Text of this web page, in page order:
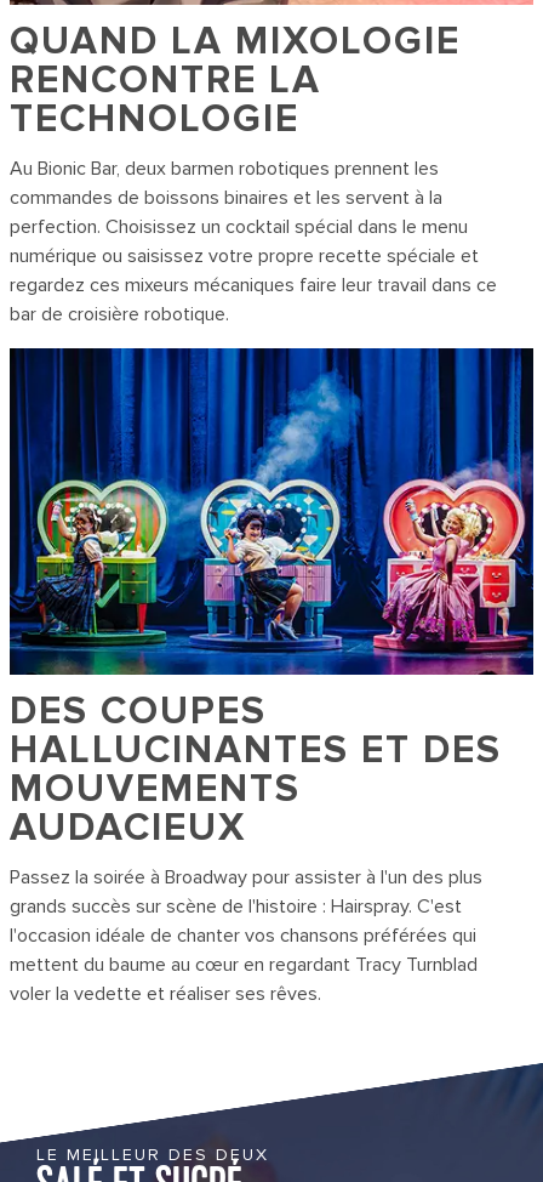
QUAND LA MIXOLOGIE
RENCONTRE LA
TECHNOLOGIE
Au Bionic Bar, deux barmen robotiques prennent les
commandes de boissons binaires et les servent à la
perfection. Choisissez un cocktail spécial dans le menu
numérique ou saisissez votre propre recette spéciale et
regardez ces mixeurs mécaniques faire leur travail dans ce
bar de croisière robotique.
DES COUPES
HALLUCINANTES ET DES
MOUVEMENTS
AUDACIEUX
Passez la soirée à Broadway pour assister à l'un des plus
grands succès sur scène de l'histoire : Hairspray. C'est
l'occasion idéale de chanter vos chansons préférées qui
mettent du baume au cœur en regardant Tracy Turnblad
voler la vedette et réaliser ses rêves.
LE MEILLEUR DES DEUX